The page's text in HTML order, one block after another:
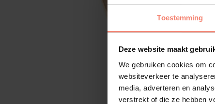
Toestemming
Deze website maakt
We gebruiken cookies om
websiteverkeer te
media, adverteren en
verstrekt of die ze hebben